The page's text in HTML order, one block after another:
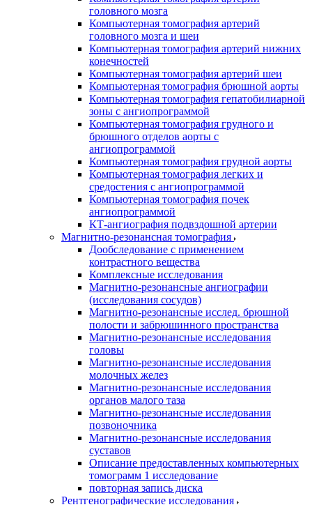
головного мозга
Компьютерная томография артерий
головного мозга и шеи
Компьютерная томография артерий нижних
конечностей
Компьютерная томография артерий шеи
Компьютерная томография брюшной аорты
Компьютерная томография гепатобилиарной
зоны с ангиопрограммой
Компьютерная томография грудного и
брюшного отделов аорты с
ангиопрограммой
Компьютерная томография грудной аорты
Компьютерная томография легких и
средостения с ангиопрограммой
Компьютерная томография почек
ангиопрограммой
КТ-ангиография подвздошной артерии
Магнитно-резонансная томография
Дообследование с применением
контрастного вещества
Комплексные исследования
Магнитно-резонансные ангиографии
(исследования сосудов)
Магнитно-резонансные исслед. брюшной
полости и забрюшинного пространства
Магнитно-резонансные исследования
головы
Магнитно-резонансные исследования
молочных желез
Магнитно-резонансные исследования
органов малого таза
Магнитно-резонансные исследования
позвоночника
Магнитно-резонансные исследования
суставов
Описание предоставленных компьютерных
томограмм 1 исследование
повторная запись диска
Рентгенографические исследования